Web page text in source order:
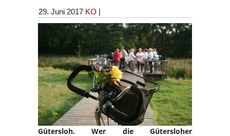
29. Juni 2017 KO |
Gütersloh. Wer die Gütersloher